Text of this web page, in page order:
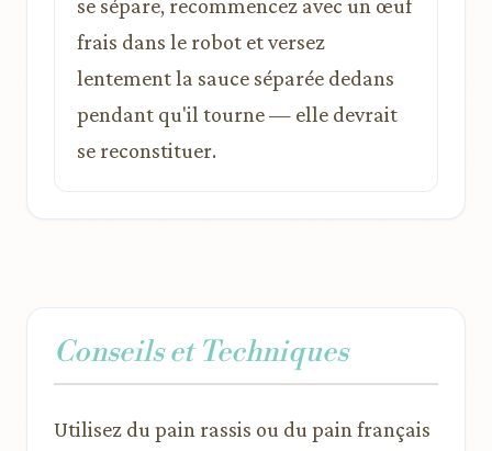
se sépare, recommencez avec un œuf
frais dans le robot et versez
lentement la sauce séparée dedans
pendant qu'il tourne — elle devrait
se reconstituer.
Conseils et Techniques
Utilisez du pain rassis ou du pain français